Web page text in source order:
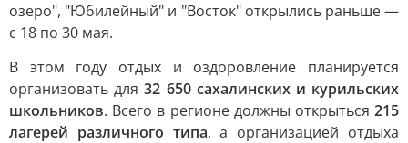
озеро", "Юбилейный" и "Восток" открылись раньше —
с 18 по 30 мая.
В этом году отдых и оздоровление планируется
организовать для32 650 сахалинских и курильских
школьников. Всего в регионе должны открыться 215
лагерей различного типа, а организацией отдыха